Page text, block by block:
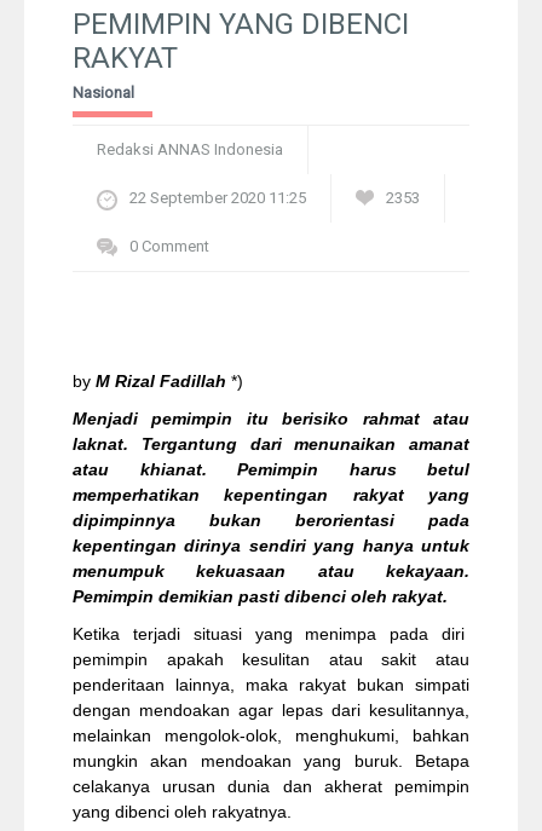
Pelangi
Ustadz
Download
PEMIMPIN YANG DIBENCI
RAKYAT
Nasional
Redaksi ANNAS Indonesia
22 September 2020 11:25 2353
0 Comment
by M Rizal Fadillah *)
Menjadi pemimpin itu berisiko rahmat atau
laknat. Tergantung dari menunaikan amanat
atau khianat. Pemimpin harus betul
memperhatikan kepentingan rakyat yang
dipimpinnya bukan berorientasi pada
kepentingan dirinya sendiri yang hanya untuk
menumpuk kekuasaan atau kekayaan.
Pemimpin demikian pasti dibenci oleh rakyat.
Ketika terjadi situasi yang menimpa pada diri
pemimpin apakah kesulitan atau sakit atau
penderitaan lainnya, maka rakyat bukan simpati
dengan mendoakan agar lepas dari kesulitannya,
melainkan mengolok-olok, menghukumi, bahkan
mungkin akan mendoakan yang buruk. Betapa
celakanya urusan dunia dan akherat pemimpin
yang dibenci oleh rakyatnya.